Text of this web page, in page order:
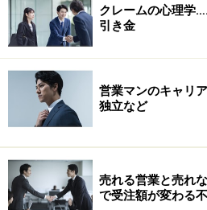
に「申し訳ございません」の
あるので注意が必要です。
ただし、口先だけの「申し訳ご
見抜かれてしまいます。本当に
にするべき言葉ではありません。
大切なのは、
す。「失礼な扱いを受けて、ど
れたのだろう」「楽しみに待
て、どんなにがっかりされただ
クレームの心理学
引き金
営業マンのキャリ
独立など
売れる営業と売れ
で受注額が変わる